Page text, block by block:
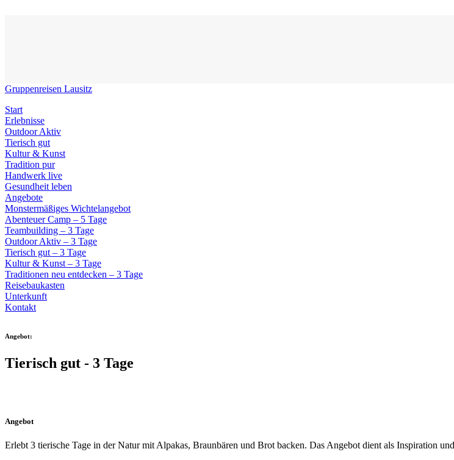
Gruppenreisen Lausitz
Start
Erlebnisse
Outdoor Aktiv
Tierisch gut
Kultur & Kunst
Tradition pur
Handwerk live
Gesundheit leben
Angebote
Monstermäßiges Wichtelangebot
Abenteuer Camp – 5 Tage
Teambuilding – 3 Tage
Outdoor Aktiv – 3 Tage
Tierisch gut – 3 Tage
Kultur & Kunst – 3 Tage
Traditionen neu entdecken – 3 Tage
Reisebaukasten
Unterkunft
Kontakt
Angebot:
Tierisch gut - 3 Tage
Angebot
Erlebt 3 tierische Tage in der Natur mit Alpakas, Braunbären und Brot backen. Das Angebot dient als Inspiration